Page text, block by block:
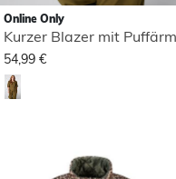
Online Only
54,99 €